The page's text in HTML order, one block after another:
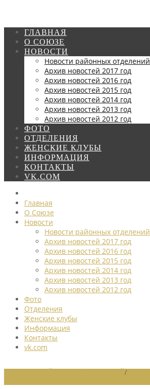
ГЛАВНАЯ
О СОЮЗЕ
НОВОСТИ
Новости районных отделений
Архив новостей 2017 год
Архив новостей 2016 год
Архив новостей 2015 год
Архив новостей 2014 год
Архив новостей 2013 год
Архив новостей 2012 год
ФОТО
ОТДЕЛЕНИЯ
ЖЕНСКИЕ КЛУБЫ
ИНФОРМАЦИЯ
КОНТАКТЫ
VK.COM
Главная
О Союзе
Новости
Новости районных отделений
Архив новостей 2017 год
Архив новостей 2016 год
Архив новостей 2015 год
Архив новостей 2014 год
Архив новостей 2013 год
Архив новостей 2012 год
Фото
Отделения
Женские клубы
Информация
Контакты
vk.com
/